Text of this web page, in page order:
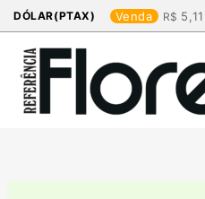
DÓLAR(PTAX) Venda
para
conteúdo